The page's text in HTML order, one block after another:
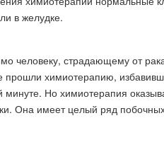
в желудке.
человеку, страдающему от
химиотерапию,
Но химиотерапия
Она имеет целый ряд